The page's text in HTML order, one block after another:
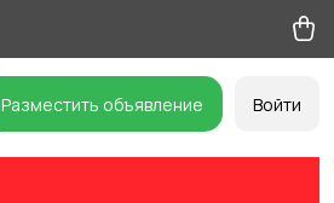
Разместить объявление Войти